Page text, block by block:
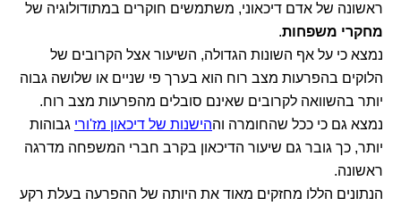
ראשונה של אדם דיכאוני, משתמשים חוקרים במתודולוגיה של
מחקרי משפחות.
נמצא כי על אף השונות הגדולה, השיעור אצל הקרובים של
הלוקים בהפרעות מצב רוח הוא בערך פי שניים או שלושה גבוה
יותר בהשוואה לקרובים שאינם סובלים מהפרעות מצב רוח.
נמצא גם כי ככל שהחומרה וההישנות של דיכאון מז'ורי גבוהות
יותר, כך גובר גם שיעור הדיכאון בקרב חברי המשפחה מדרגה
ראשונה.
הנתונים הללו מחזקים מאוד את היותה של ההפרעה בעלת רקע